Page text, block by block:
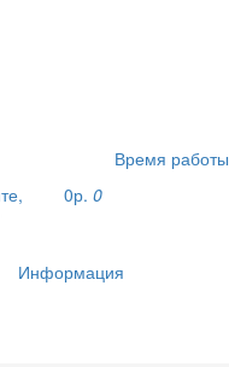
Время работы
0р. 0
Информация